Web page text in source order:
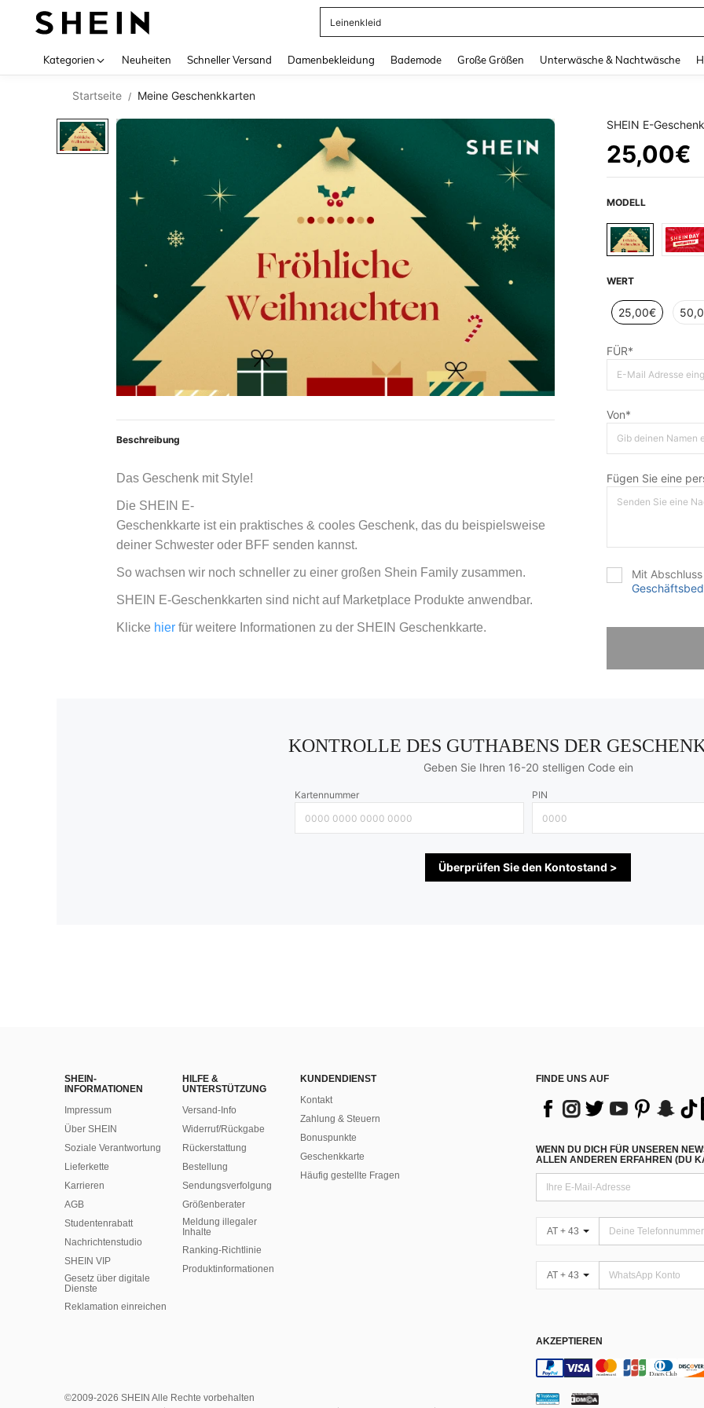
Leinenkleid
Kategorien Neuheiten Schneller Versand Damenbekleidung Bademode Große Größen Unterwäsche & Nachtwäsche
Startseite / Meine Geschenkkarten
Beschreibung
Das Geschenk mit Style!
Die SHEIN E-
Geschenkkarte ist ein praktisches & cooles Geschenk,das du beispielsweise
deiner Schwesteroder BFF senden kannst.
So wachsen wir noch schneller zu einer großen Shein Family zusammen.
SHEIN E-Geschenkkarten sind nicht auf Marketplace Produkte anwendbar.
Klicke hier für weitere Informationen zu der SHEIN Geschenkkarte.
SHEIN E-
25,00€
MODELL
WERT
25,00€
FÜR*
Von*
Fügen Sie eine
Mit
KONTROLLE DES GUTHABENS DER
Geben Sie Ihren 16-20 stelligen Code ein
Kartennummer PIN
Überprüfen Sie den Kontostand >
SHEIN-
INFORMATIONEN
Impressum
Über SHEIN
Soziale Verantwortung
Lieferkette
Karrieren
AGB
Studentenrabatt
Nachrichtenstudio
SHEIN VIP
Gesetz über digitale
Dienste
Reklamation einreichen
HILFE &
UNTERSTÜTZUNG
Versand-Info
Widerruf/Rückgabe
Rückerstattung
Bestellung
Sendungsverfolgung
Größenberater
Meldung illegaler
Inhalte
Ranking-Richtlinie
​Produktinformationen
KUNDENDIENST
Kontakt
Zahlung & Steuern
Bonuspunkte
Geschenkkarte
Häufig gestellte Fragen
FINDE UNS AUF
WENN DU DICH FÜR UNSEREN
ALLEN ANDEREN ERFAHREN (DU
AT + 43
AT + 43
AKZEPTIEREN
©2009-2026 SHEIN Alle Rechte vorbehalten